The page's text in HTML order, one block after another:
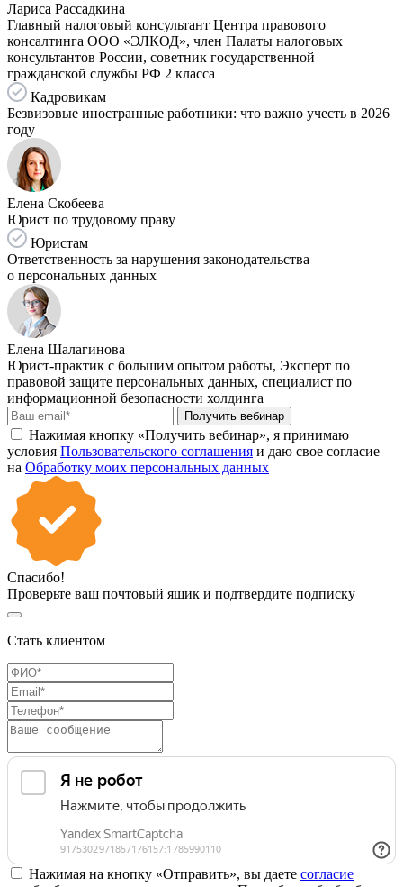
Лариса Рассадкина
Главный налоговый консультант Центра правового
консалтинга ООО «ЭЛКОД», член Палаты налоговых
консультантов России, советник государственной
гражданской службы РФ 2 класса
Кадровикам
Безвизовые иностранные работники: что важно учесть в 2026
году
Елена Скобеева
Юрист по трудовому праву
Юристам
Ответственность за нарушения законодательства
о персональных данных
Елена Шалагинова
Юрист-практик с большим опытом работы, Эксперт по
правовой защите персональных данных, специалист по
информационной безопасности холдинга
Получить вебинар
Нажимая кнопку «Получить вебинар», я принимаю
условия Пользовательского соглашения и даю свое согласие
на Обработку моих персональных данных
Спасибо!
Проверьте ваш почтовый ящик и подтвердите подписку
Стать клиентом
Нажимая на кнопку «Отправить», вы даете согласие